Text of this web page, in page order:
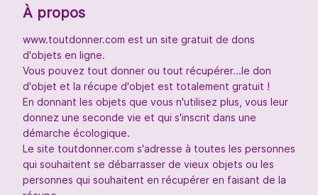
À propos
www.toutdonner.com est un site gratuit de dons
d'objets en ligne.
Vous pouvez tout donner ou tout récupérer...le don
d'objet et la récupe d'objet est totalement gratuit !
En donnant les objets que vous n'utilisez plus, vous leur
donnez une seconde vie et qui s'inscrit dans une
démarche écologique.
Le site toutdonner.com s'adresse à toutes les personnes
qui souhaitent se débarrasser de vieux objets ou les
personnes qui souhaitent en récupérer en faisant de la